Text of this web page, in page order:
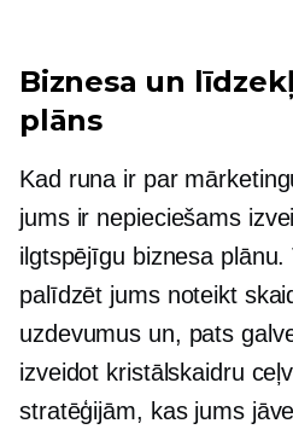
Biznesa un
plāns
Kad runa ir par
jums ir nepieciešams
ilgtspējīgu biznesa plānu.
palīdzēt jums noteikt
uzdevumus un, pats
izveidot kristālskaidru
stratēģijām, kas jums